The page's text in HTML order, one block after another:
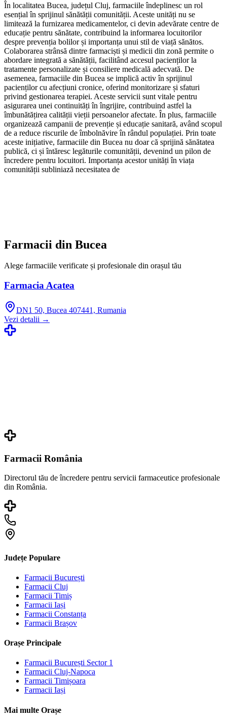
În localitatea Bucea, județul Cluj, farmaciile îndeplinesc un rol
esențial în sprijinul sănătății comunității. Aceste unități nu se
limitează la furnizarea medicamentelor, ci devin adevărate centre de
educație pentru sănătate, contribuind la informarea locuitorilor
despre prevenția bolilor și importanța unui stil de viață sănătos.
Colaborarea strânsă dintre farmaciști și medicii din zonă permite o
abordare integrată a sănătății, facilitând accesul pacienților la
tratamente personalizate și consiliere medicală adecvată. De
asemenea, farmaciile din Bucea se implică activ în sprijinul
pacienților cu afecțiuni cronice, oferind monitorizare și sfaturi
privind gestionarea terapiei. Aceste servicii sunt vitale pentru
asigurarea unei continuități în îngrijire, contribuind astfel la
îmbunătățirea calității vieții persoanelor afectate. În plus, farmaciile
organizează campanii de prevenție și educație sanitară, având scopul
de a reduce riscurile de îmbolnăvire în rândul populației. Prin toate
aceste inițiative, farmaciile din Bucea nu doar că sprijină sănătatea
publică, ci și întăresc legăturile comunității, devenind un pilon de
încredere pentru locuitori. Importanța acestor unități în viața
comunității subliniază necesitatea de
Farmacii din Bucea
Alege farmaciile verificate și profesionale din orașul tău
Farmacia Acatea
DN1 50, Bucea 407441, Rumania
Vezi detalii →
Farmacii România
Directorul tău de încredere pentru servicii farmaceutice profesionale
din România.
Județe Populare
Farmacii București
Farmacii Cluj
Farmacii Timiș
Farmacii Iași
Farmacii Constanța
Farmacii Brașov
Orașe Principale
Farmacii București Sector 1
Farmacii Cluj-Napoca
Farmacii Timișoara
Farmacii Iași
Mai multe Orașe